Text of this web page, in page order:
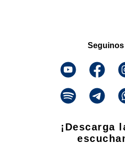
Seguinos
¡Descarga